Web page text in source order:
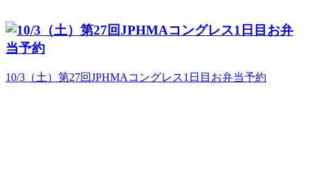
10/3（土）第27回JPHMAコングレス1日目お弁当予約